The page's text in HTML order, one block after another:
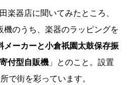
楽器店に聞いてみたところ、
機のうち、楽器のラッピングを
メーカーと小倉祇園太鼓保存振
付型自販機」とのこと。設置
で街を彩っています。